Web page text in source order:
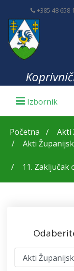
+385 48 658
Početna
Akti
Akti
11. Zaključak